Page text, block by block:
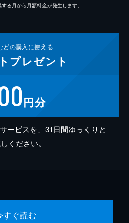
る月から月額料金が発生します。
どの購入に使える
プレゼント
円分
ービスを、31日間ゆっくりと
ください。
すぐ読む